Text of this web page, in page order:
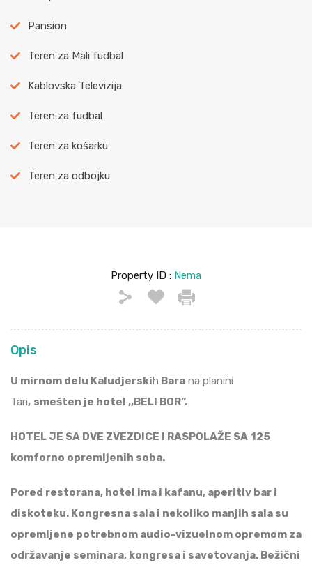
Pansion
Teren za Mali fudbal
Kablovska Televizija
Teren za fudbal
Teren za košarku
Teren za odbojku
Property ID : Nema
Opis
U mirnom delu Kaludjerskih Bara na planini
Tari, smešten je hotel ,,BELI BOR”.
HOTEL JE SA DVE ZVEZDICE I RASPOLAŽE SA 125
komforno opremljenih soba.
Pored restorana, hotel ima i kafanu, aperitiv bar i
diskoteku. Kongresna sala i nekoliko manjih sala su
opremljene potrebnom audio-vizuelnom opremom za
održavanje seminara, kongresa i savetovanja. Bežični